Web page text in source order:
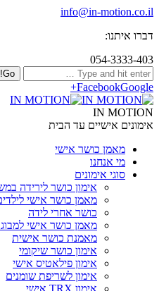
info@in-motion.co.il
דברו איתנו:
054-3333-403
FacebookGoogle+
IN MOTION
אימונים אישיים עד הבית
מאמן כושר אישי
מי אנחנו
סוגי אימונים
אימון כושר לירידה
מאמן כושר אישי
כושר אחרי לידה
מאמן כושר אישי
מאמנת כושר אישית
אימון כושר שיקומי
אימון פילאטיס אישי
אימון לשריפת שומנים
אימון TRX אישי